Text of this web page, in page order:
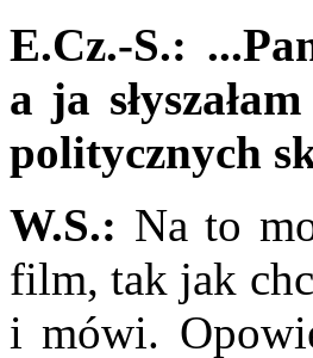
E.Cz.-S.:
a ja
politycznych
W.S.: Na to
film, tak jak
i mówi.